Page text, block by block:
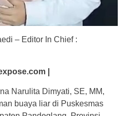
– Editor In Chief :
|
Narulita Dimyati, SE, MM,
buaya liar di Puskesmas